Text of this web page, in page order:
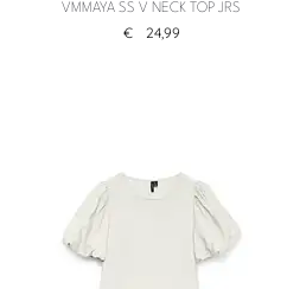
VMMAYA SS V NECK TOP JRS
€ 24,99